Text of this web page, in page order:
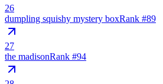
26
dumpling squishy mystery boxRank #89
27
the madisonRank #94